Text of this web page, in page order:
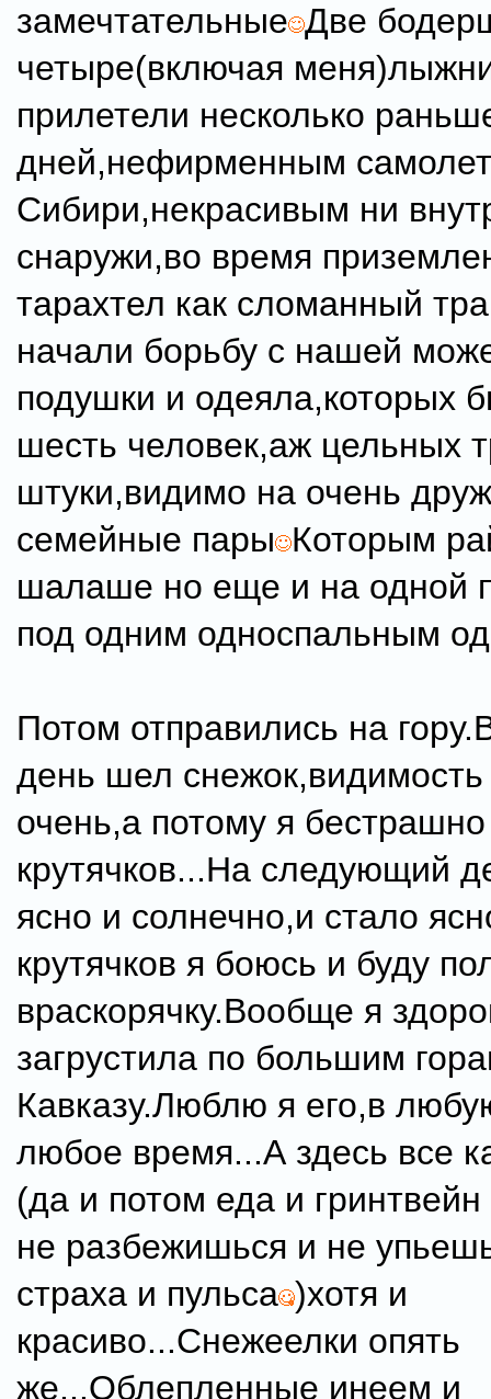
замечтательные Две
четыре(включая
прилетели несколько
дней,нефирменным
Сибири,некрасивым ни
снаружи,во время
тарахтел как сломанный
начали борьбу с нашей
подушки и одеяла,которых
шесть человек,аж цельных
штуки,видимо на очень
семейные пары Которым
шалаше но еще и на одной
под одним односпальным
Потом отправились на
день шел
очень,а потому я
крутячков...На следующий
ясно и солнечно,и стало
крутячков я боюсь и буду
враскорячку.Вообще я
загрустила по большим
Кавказу.Люблю я его,в
любое время...А здесь все
(да и потом еда и гринтвейн
не разбежишься и не
страха и пульса )хотя и
красиво...Снежеелки опять
же...Облепленные инеем и